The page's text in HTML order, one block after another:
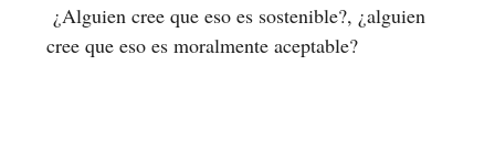
¿Alguien cree que eso es sostenible?, ¿alguien
cree que eso es moralmente aceptable?